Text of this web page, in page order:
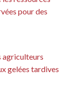
pour des
agriculteurs
gelées tardives